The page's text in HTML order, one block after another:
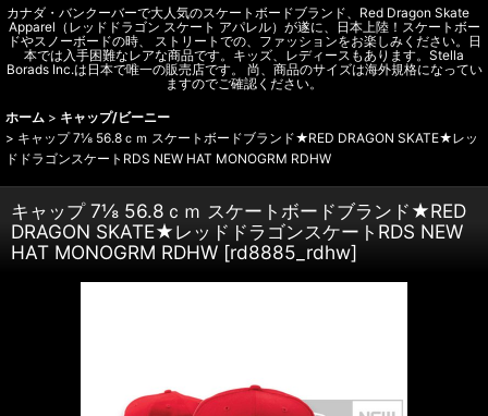
カナダ・バンクーバーで大人気のスケートボードブランド、Red Dragon Skate
Apparel（レッドドラゴン スケート アパレル）が遂に、日本上陸！スケートボー
ドやスノーボードの時、 ストリートでの、ファッションをお楽しみください。日
本では入手困難なレアな商品です。キッズ、レディースもあります。Stella
Borads Inc.は日本で唯一の販売店です。 尚、商品のサイズは海外規格になってい
ますのでご確認ください。
ホーム > キャップ/ビーニー
> キャップ 7⅛ 56.8ｃｍ スケートボードブランド★RED DRAGON SKATE★レッ
ドドラゴンスケートRDS NEW HAT MONOGRM RDHW
キャップ 7⅛ 56.8ｃｍ スケートボードブランド★RED
DRAGON SKATE★レッドドラゴンスケートRDS NEW
HAT MONOGRM RDHW [rd8885_rdhw]